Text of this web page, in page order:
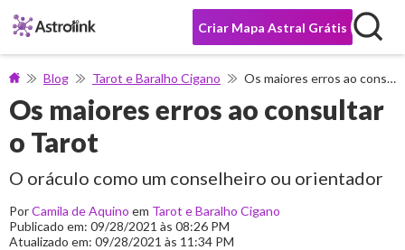
Criar Mapa Astral Grátis
Blog Tarot e Baralho Cigano Os maiores erros ao consultar o Tarot
Os maiores erros ao consultar
o Tarot
O oráculo como um conselheiro ou orientador
PorCamila de Aquino em Tarot e Baralho Cigano
Publicado em: 09/28/2021 às 08:26 PM
Atualizado em: 09/28/2021 às 11:34 PM